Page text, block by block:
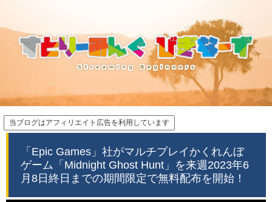
当ブログはアフィリエイト広告を利用しています
「Epic Games」社がマルチプレイかくれんぼ
ゲーム「Midnight Ghost Hunt」を来週2023年6
月8日終日までの期間限定で無料配布を開始！